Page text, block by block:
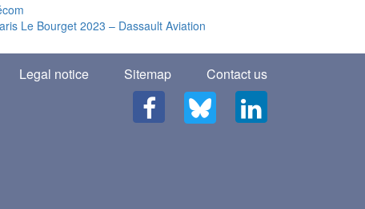
Le Bourget 2023 – Dassault Aviation
Legal notice Sitemap Contact us